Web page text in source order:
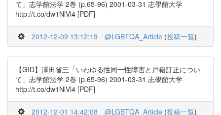
て」志学館法学 2巻 (p.65-96) 2001-03-31 志學館大学
http://t.co/dw1NlVl4 [PDF]
2012-12-09 13:12:19 @LGBTQA_Article (投稿一覧)
【GID】澤田省三「いわゆる性同一性障害と戸籍訂正につい
て」志学館法学 2巻 (p.65-96) 2001-03-31 志學館大学
http://t.co/dw1NlVl4 [PDF]
2012-12-01 14:42:08 @LGBTQA_Article (投稿一覧)